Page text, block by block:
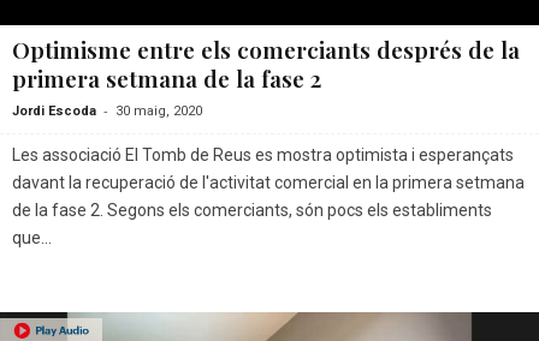
Optimisme entre els comerciants després de la
primera setmana de la fase 2
Jordi Escoda - 30 maig, 2020
Les associació El Tomb de Reus es mostra optimista i esperançats
davant la recuperació de l'activitat comercial en la primera setmana
de la fase 2. Segons els comerciants, són pocs els establiments
que...